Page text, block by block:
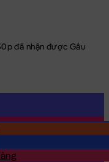
đã nhận được Gấu